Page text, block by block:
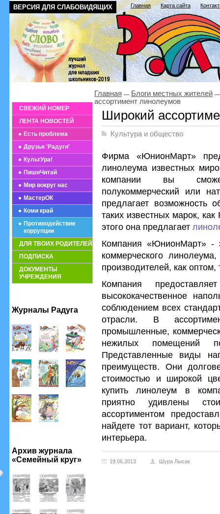
ВЕРСИЯ ДЛЯ СЛАБОВИДЯЩИХ Главная Карта сайта
СВЕЖИЙ НОМЕР
ЛЕНТА НОВОСТЕЙ
Есть проблема
Друзья 'Радуги'
КультУра!
ПишиЧитай
Мир вокруг нас
МастерОК
Коми край
Противодействие
коррупции
ДЛЯ ТВОИХ РОДИТЕЛЕЙ
ПОДПИСКА
ДОКУМЕНТЫ
УЧРЕЖДЕНИЯ
Журналы Радуга
Архив журнала
«Семейный круг»
Главная
Блоги местных жителей
ассортимент линолеумов
Широкий
Культура и общество
Фирма «ЮнионМарт»
линолеума известных
компании вы
полукоммерческий или
предлагает возможность
таких известных марок,
этого она предлагает
Компания «ЮнионМарт» -
коммерческого
производителей, как оптом,
Компания
высококачественное
соблюдением всех
отрасли. В
промышленные,
нежилых помещений
Представленные виды
преимуществ. Они
стоимостью и широкой
купить линолеум в
приятно удивлены
ассортиментом
найдете тот вариант,
интерьера.
19.06.2013 Шура Лысак